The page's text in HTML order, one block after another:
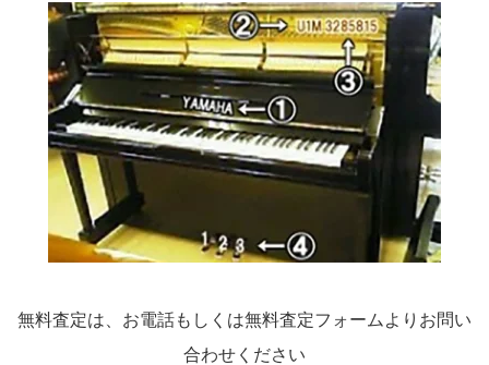
無料査定は、お電話もしくは無料査定フォームよりお問い
合わせください